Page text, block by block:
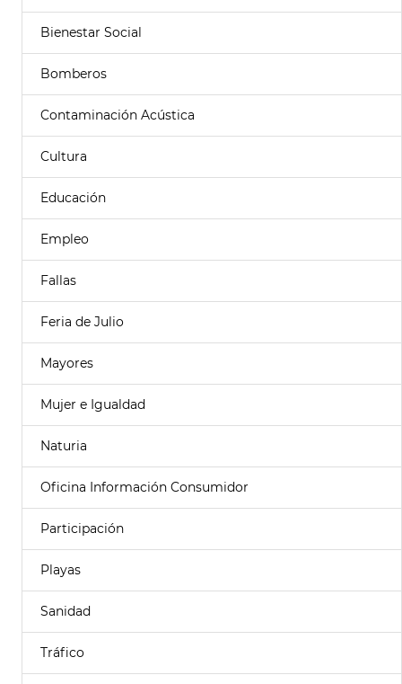
Bienestar Social
Bomberos
Contaminación Acústica
Cultura
Educación
Empleo
Fallas
Feria de Julio
Mayores
Mujer e Igualdad
Naturia
Oficina Información Consumidor
Participación
Playas
Sanidad
Tráfico